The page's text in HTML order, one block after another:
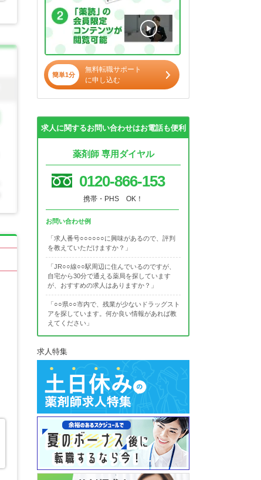
簡単1分
無料転職サポート
に申し込む
求人に関するお問い合わせはお電話も便利
薬剤師 専用ダイヤル
0120-866-153
携帯・PHS OK！
お問い合わせ例
「求人番号○○○○○○に興味があるので、評判
を教えていただけますか？」
「JR○○線○○駅周辺に住んでいるのですが、
自宅から30分で通える薬局を探しています
が、おすすめの求人はありますか？」
「○○県○○市内で、残業が少ないドラッグスト
アを探しています。何か良い情報があれば教
えてください」
求人特集